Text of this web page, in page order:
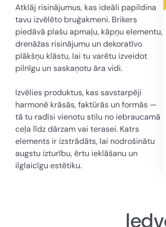
Atklāj risinājumus, kas ideāli papildina
tavu izvēlēto bruģakmeni. Brikers
piedāvā plašu apmaļu, kāpņu elementu,
drenāžas risinājumu un dekoratīvo
plākšņu klāstu, lai tu varētu izveidot
pilnīgu un saskaņotu āra vidi.
Izvēlies produktus, kas savstarpēji
harmonē krāsās, faktūrās un formās —
tā tu radīsi vienotu stilu no iebraucamā
ceļa līdz dārzam vai terasei. Katrs
elements ir izstrādāts, lai nodrošinātu
augstu izturību, ērtu ieklāšanu un
ilglaicīgu estētiku.